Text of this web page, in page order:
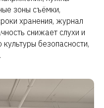
зоны съёмки,
хранения, журнал
снижает слухи и
безопасности,